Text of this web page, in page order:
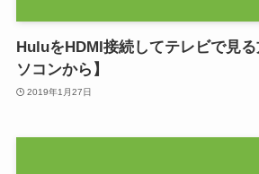
HuluをHDMI接続してテレビで見
ソコンから】
2019年1月27日